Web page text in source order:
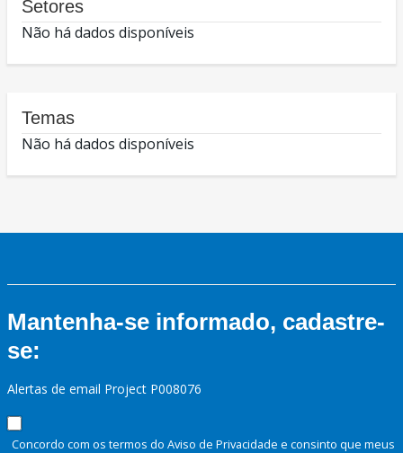
Setores
Não há dados disponíveis
Temas
Não há dados disponíveis
Mantenha-se informado, cadastre-
se:
Alertas de email Project P008076
Concordo com os termos do Aviso de Privacidade e consinto que meus